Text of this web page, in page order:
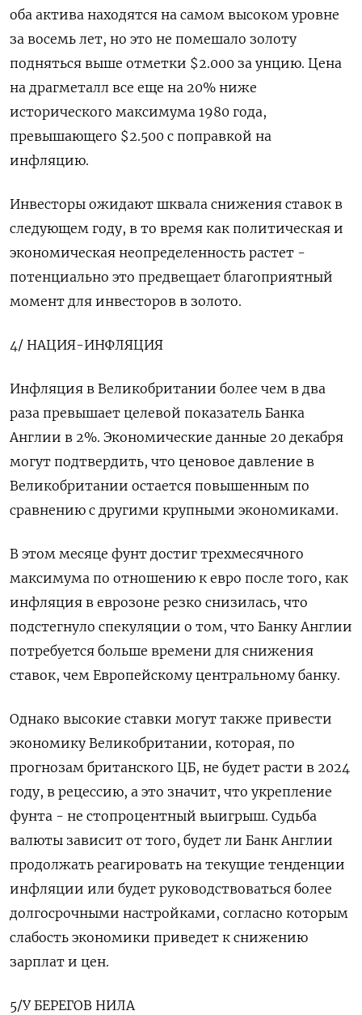
оба актива находятся на самом высоком уровне
за восемь лет, но это не помешало золоту
подняться выше отметки $2.000 за унцию. Цена
на драгметалл все еще на 20% ниже
исторического максимума 1980 года,
превышающего $2.500 с поправкой на
инфляцию.
Инвесторы ожидают шквала снижения ставок в
следующем году, в то время как политическая и
экономическая неопределенность растет -
потенциально это предвещает благоприятный
момент для инвесторов в золото.
4/ НАЦИЯ-ИНФЛЯЦИЯ
Инфляция в Великобритании более чем в два
раза превышает целевой показатель Банка
Англии в 2%. Экономические данные 20 декабря
могут подтвердить, что ценовое давление в
Великобритании остается повышенным по
сравнению с другими крупными экономиками.
В этом месяце фунт достиг трехмесячного
максимума по отношению к евро после того, как
инфляция в еврозоне резко снизилась, что
подстегнуло спекуляции о том, что Банку Англии
потребуется больше времени для снижения
ставок, чем Европейскому центральному банку.
Однако высокие ставки могут также привести
экономику Великобритании, которая, по
прогнозам британского ЦБ, не будет расти в 2024
году, в рецессию, а это значит, что укрепление
фунта - не стопроцентный выигрыш. Судьба
валюты зависит от того, будет ли Банк Англии
продолжать реагировать на текущие тенденции
инфляции или будет руководствоваться более
долгосрочными настройками, согласно которым
слабость экономики приведет к снижению
зарплат и цен.
5/У БЕРЕГОВ НИЛА